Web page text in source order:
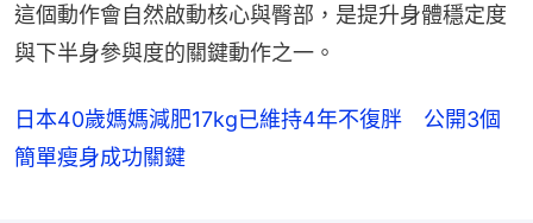
這個動作會自然啟動核心與臀部，是提升身體穩定度
與下半身參與度的關鍵動作之一。
日本40歲媽媽減肥17kg已維持4年不復胖 公開3個
簡單瘦身成功關鍵